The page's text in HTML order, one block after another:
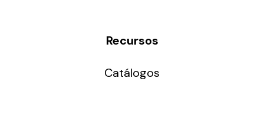
Recursos
Catálogos